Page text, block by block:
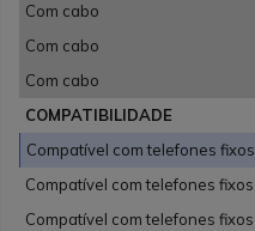
Com cabo
Com cabo
Com cabo
COMPATIBILIDADE
Compatível com telefones fixos
Compatível com telefones fixos
Compatível com telefones fixos